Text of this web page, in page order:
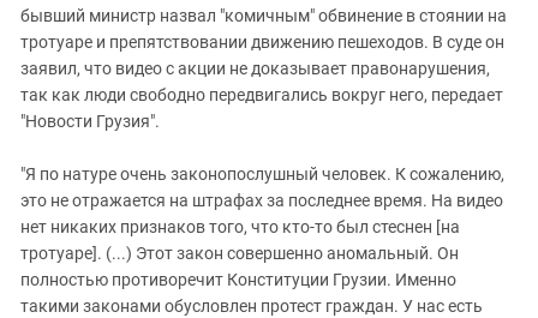
бывший министр назвал "комичным" обвинение в стоянии на
тротуаре и препятствовании движению пешеходов. В суде он
заявил, что видео с акции не доказывает правонарушения,
так как люди свободно передвигались вокруг него, передает
"Новости Грузия".
"Я по натуре очень законопослушный человек. К сожалению,
это не отражается на штрафах за последнее время. На видео
нет никаких признаков того, что кто-то был стеснен [на
тротуаре]. (...) Этот закон совершенно аномальный. Он
полностью противоречит Конституции Грузии. Именно
такими законами обусловлен протест граждан. У нас есть